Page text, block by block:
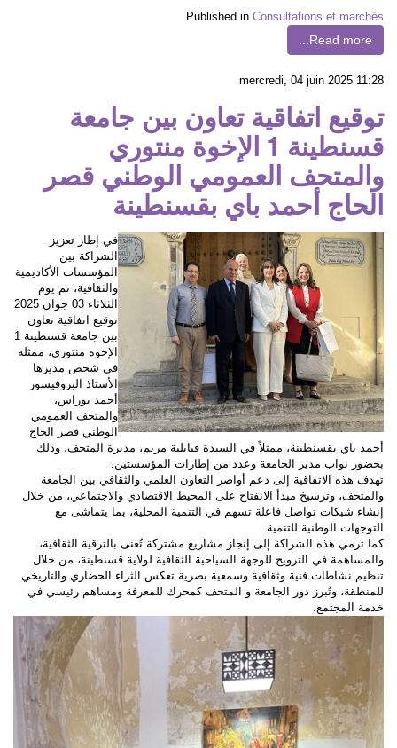
Published in Consultations et marchés
Read more...
mercredi, 04 juin 2025 11:28
توقيع اتفاقية تعاون بين جامعة
قسنطينة 1 الإخوة منتوري
والمتحف العمومي الوطني قصر
الحاج أحمد باي بقسنطينة
في إطار تعزيز
الشراكة بين
المؤسسات الأكاديمية
والثقافية، تم يوم
الثلاثاء 03 جوان 2025
توقيع اتفاقية تعاون
بين جامعة قسنطينة 1
الإخوة منتوري، ممثلة
في شخص مديرها
الأستاذ البروفيسور
أحمد بوراس،
والمتحف العمومي
الوطني قصر الحاج
أحمد باي بقسنطينة، ممثلاً في السيدة قبايلية مريم، مديرة المتحف، وذلك
بحضور نواب مدير الجامعة وعدد من إطارات المؤسستين.
تهدف هذه الاتفاقية إلى دعم أواصر التعاون العلمي والثقافي بين الجامعة
والمتحف، وترسيخ مبدأ الانفتاح على المحيط الاقتصادي والاجتماعي، من خلال
إنشاء شبكات تواصل فاعلة تسهم في التنمية المحلية، بما يتماشى مع
التوجهات الوطنية للتنمية.
كما ترمي هذه الشراكة إلى إنجاز مشاريع مشتركة تُعنى بالترقية الثقافية،
والمساهمة في الترويج للوجهة السياحية الثقافية لولاية قسنطينة، من خلال
تنظيم نشاطات فنية وثقافية وسمعية بصرية تعكس الثراء الحضاري والتاريخي
للمنطقة، وتُبرز دور الجامعة و المتحف كمحرك للمعرفة ومساهم رئيسي في
خدمة المجتمع.